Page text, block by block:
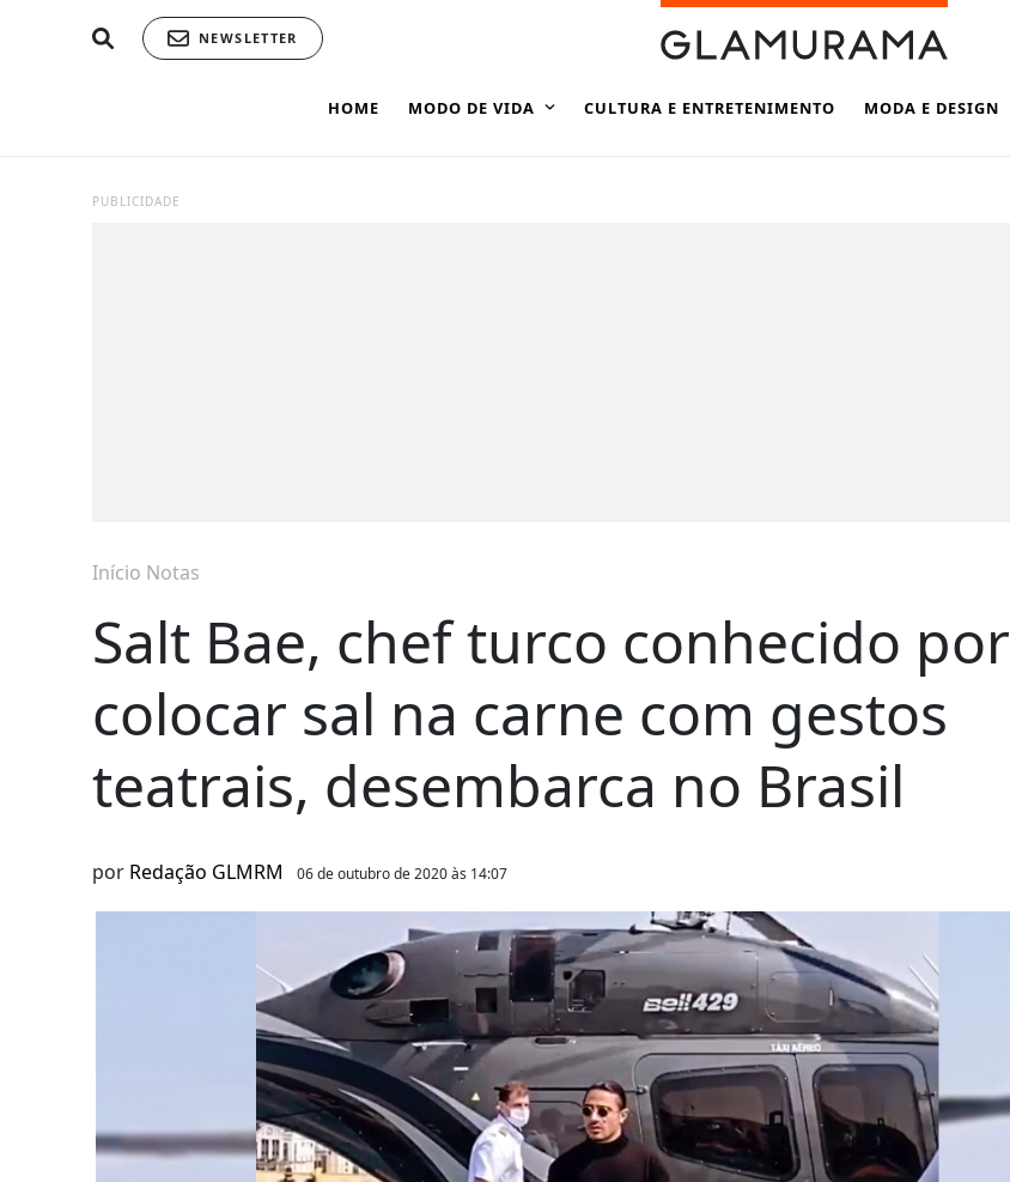
NEWSLETTER
HOME MODO DE VIDA CULTURA E ENTRETENIMENTO MODA E DESIGN
PUBLICIDADE
Início Notas
Salt Bae, chef turco conhecido por
colocar sal na carne com gestos
teatrais, desembarca no Brasil
por Redação GLMRM 06 de outubro de 2020 às 14:07